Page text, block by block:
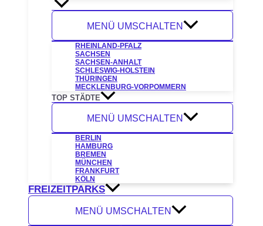
MENÜ UMSCHALTEN
RHEINLAND-PFALZ
SACHSEN
SACHSEN-ANHALT
SCHLESWIG-HOLSTEIN
THÜRINGEN
MECKLENBURG-VORPOMMERN
TOP STÄDTE
MENÜ UMSCHALTEN
BERLIN
HAMBURG
BREMEN
MÜNCHEN
FRANKFURT
KÖLN
FREIZEITPARKS
MENÜ UMSCHALTEN